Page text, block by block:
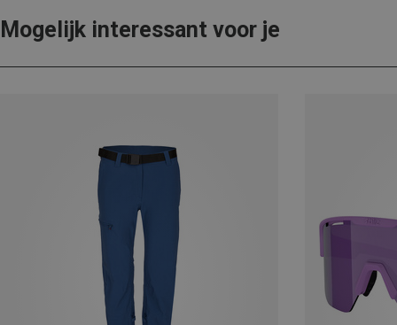
Mogelijk interessant voor je